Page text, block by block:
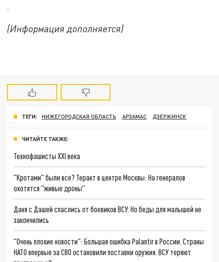
.
(Информация дополняется)
ТЕГИ: НИЖЕГОРОДСКАЯ ОБЛАСТЬ АРЗАМАС ДЗЕРЖИНСК
ЧИТАЙТЕ ТАКЖЕ:
Технофашисты XXI века
"Кротами" были все? Теракт в центре Москвы: На генералов
охотятся "живые дроны"
Даня с Дашей спаслись от боевиков ВСУ. Но беды для малышей не
закончились
"Очень плохие новости": Большая ошибка Palantir в России. Страны
НАТО впервые за СВО остановили поставки оружия. ВСУ теряют